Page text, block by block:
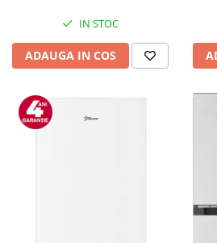
Sisteme audio
Imprimante & Scannere
Monitoare
Playere, Boxe & Casti
Radio cu ceas & portabile
IN STOC
ADAUGA IN COS